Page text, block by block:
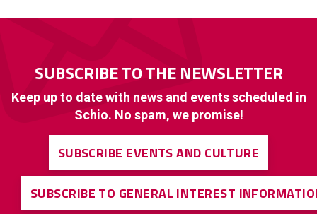
SUBSCRIBE TO THE NEWSLETTER
Keep up to date with news and events scheduled in
Schio. No spam, we promise!
SUBSCRIBE EVENTS AND CULTURE
SUBSCRIBE TO GENERAL INTEREST